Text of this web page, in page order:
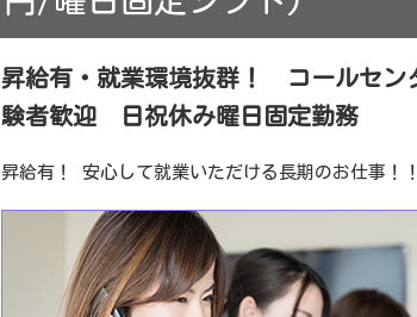
昇給有・就業環境抜群！ コールセ
験者歓迎 日祝休み曜日固定勤務
昇給有！ 安心して就業いただける長期のお仕事！！